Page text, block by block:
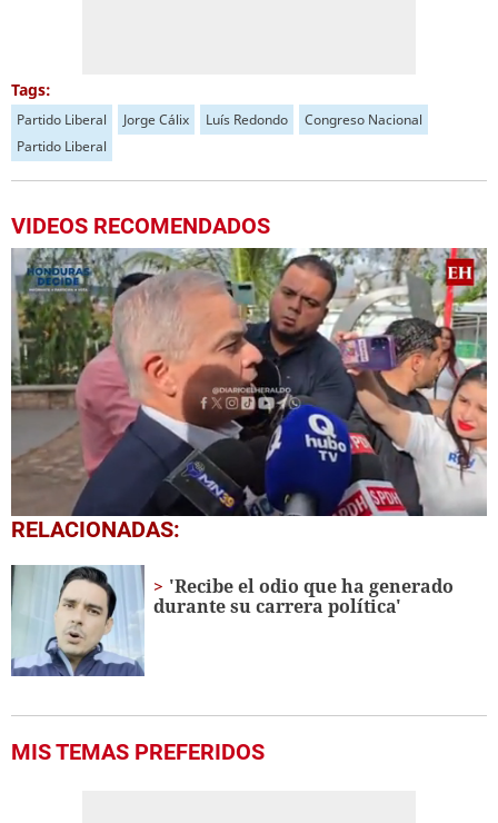
Tags:
Partido Liberal Jorge Cálix Luís Redondo
Congreso Nacional
Partido Liberal
VIDEOS RECOMENDADOS
0
seconds
2
minutes,
11
seconds
RELACIONADAS:
'Recibe el odio que ha generado
durante su carrera política'
MIS TEMAS PREFERIDOS